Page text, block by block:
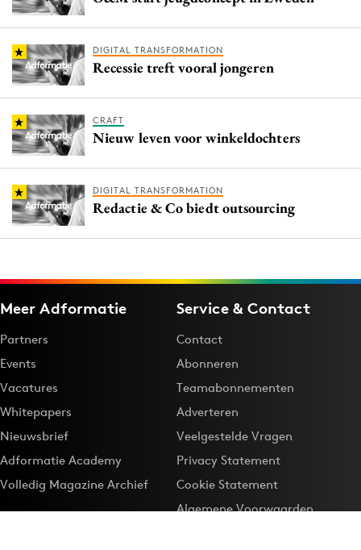
DIGITAL TRANSFORMATION
Recessie treft vooral jongeren
CRAFT
Nieuw leven voor winkeldochters
DIGITAL TRANSFORMATION
Redactie & Co biedt outsourcing
Meer Adformatie
Partners
Events
Vacatures
Whitepapers
Nieuwsbrief
Adformatie Academy
Volledig Magazine Archief
Service & Contact
Contact
Abonneren
Teamabonnementen
Adverteren
Veelgestelde Vragen
Privacy Statement
Cookie Statement
Algemene Voorwaarden